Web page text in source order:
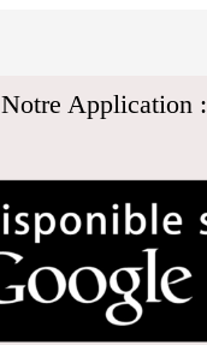
Notre Application :